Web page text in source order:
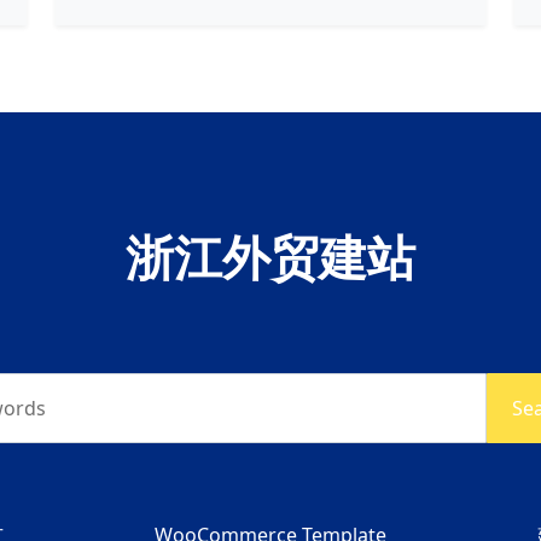
浙江外贸建站
WooCommerce Template